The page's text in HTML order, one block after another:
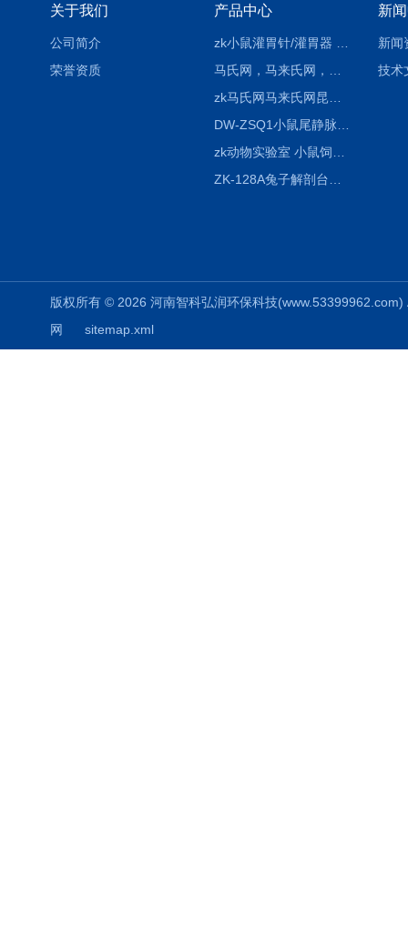
关于我们
公司简介
荣誉资质
产品中心 新
新闻
技术
版权所有 © 2026 河南智科弘润环保科技
网
sitemap.xml